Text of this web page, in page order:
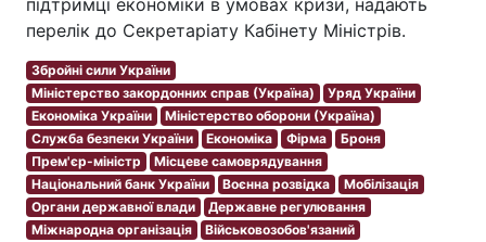
підтримці економіки в умовах кризи, надають
перелік до Секретаріату Кабінету Міністрів.
Збройні сили України
Міністерство закордонних справ (Україна)
Уряд України
Економіка України
Міністерство оборони (Україна)
Служба безпеки України
Економіка Фірма
Броня
Прем'єр-міністр
Місцеве самоврядування
Національний банк України
Воєнна розвідка
Мобілізація
Органи державної влади
Державне регулювання
Міжнародна організація
Військовозобов'язаний